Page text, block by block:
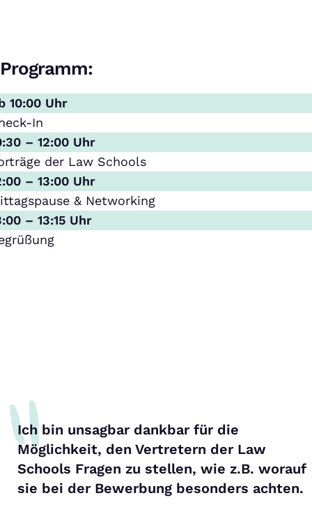
Programm:
10:00 Uhr
In
– 12:00 Uhr
der Law Schools
– 13:00 Uhr
& Networking
– 13:15 Uhr
Ich bin unsagbar dankbar für die
Möglichkeit, den Vertretern der Law
Schools Fragen zu stellen, wie z.B. worauf
sie bei der Bewerbung besonders achten.